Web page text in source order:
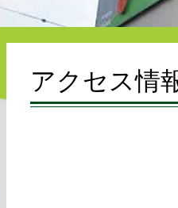
アクセス情